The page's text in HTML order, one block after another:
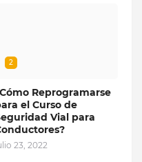
2
Reprogramarse
el Curso de
Vial para
23, 2022